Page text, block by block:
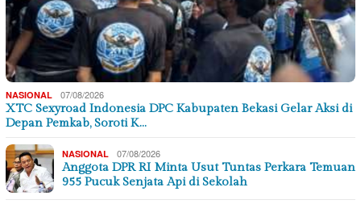
NASIONAL 07/08/2026
XTC Sexyroad Indonesia DPC Kabupaten Bekasi Gelar Aksi di
Depan Pemkab, Soroti K…
NASIONAL 07/08/2026
Anggota DPR RI Minta Usut Tuntas Perkara Temuan
955 Pucuk Senjata Api di Sekolah